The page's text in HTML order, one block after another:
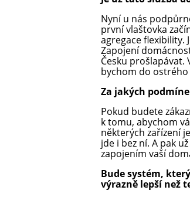
Nyní u nás
první vlaštovka
agregace flexibility.
Zapojení
Česku prošlapávat.
bychom do
Za jakých
Pokud budete
k tomu, abychom
některých zařízení
jde i bez ní. A pak
zapojením vaší
Bude systém,
výrazně lepší než